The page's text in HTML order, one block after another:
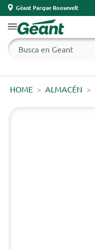
Géant Parque Roosevelt
HOME ALMACÉN